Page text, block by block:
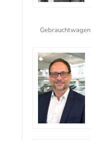
Gebrauchtwagen